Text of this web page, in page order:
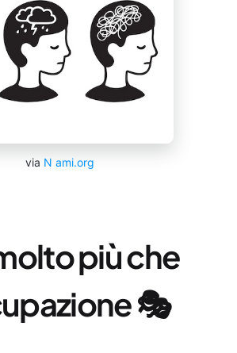
via N ami.org
più che
🎭